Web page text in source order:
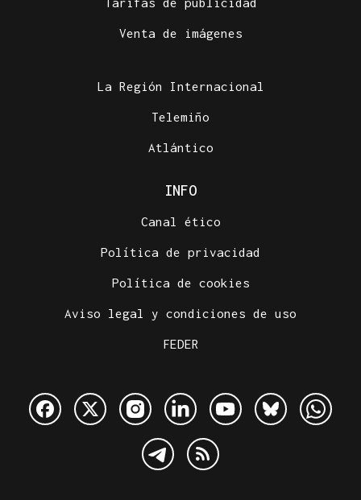
Venta de imágenes
La Región Internacional
Telemiño
Atlántico
INFO
Canal ético
Política de privacidad
Política de cookies
Aviso legal y condiciones de uso
FEDER